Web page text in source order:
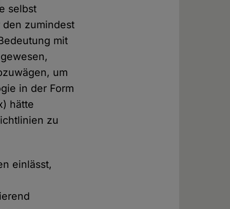
selbst
zumindest
mit
um
in der Form
hätte
zu
einlässt,